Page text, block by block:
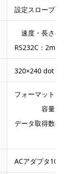
設定スロープ：
速度・長さの
RS232C：2ms
320×240 dot タ
フォーマット
容量
データ取得数(
ACアダプタ100